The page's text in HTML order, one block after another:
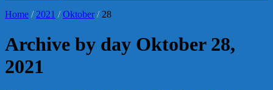
Home /2021 /Oktober /28
Archive by day Oktober 28,
2021